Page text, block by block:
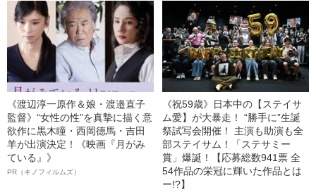
《渡辺淳一原作＆娘・渡邉直子
監督》“女性の性”を真摯に描く意
欲作に黒木瞳・西岡德馬・吉田
羊が出演決定！《映画『月がみ
ている』》
PR（キノフィルムズ）
《祝59歳》日本中の【ステイサ
ム愛】が大暴走！ “勝手に”生誕
祭試写会開催！ 主演も助演も全
部ステイサム！「ステサミー
賞」爆誕！【応募総数941票 全
54作品の栄冠に輝いた作品とは
ー!?】